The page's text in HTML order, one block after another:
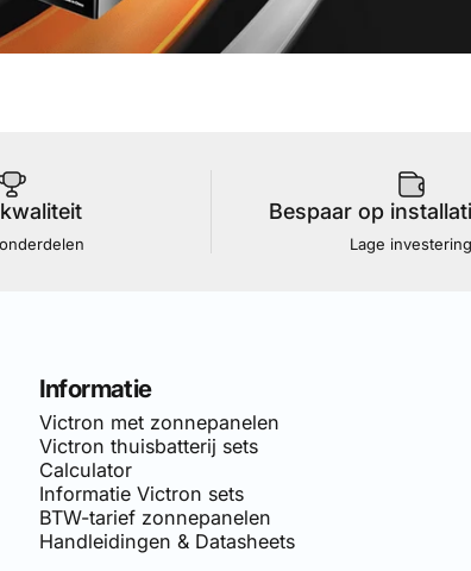
Bespaar op
Lage investering
Informatie
Victron met zonnepanelen
Victron thuisbatterij sets
Calculator
Informatie Victron sets
BTW-tarief zonnepanelen
Handleidingen & Datasheets